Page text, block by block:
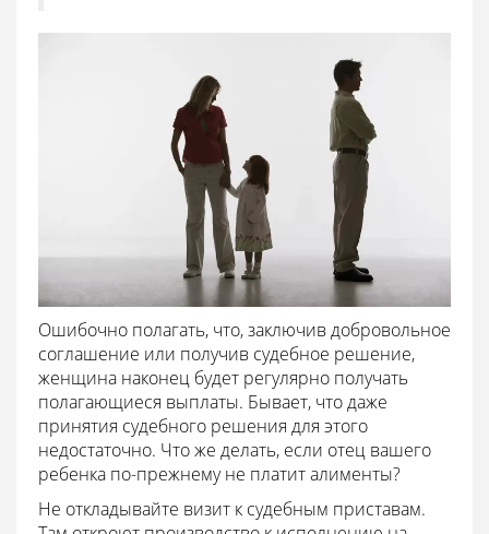
Ошибочно полагать, что, заключив добровольное
соглашение или получив судебное решение,
женщина наконец будет регулярно получать
полагающиеся выплаты. Бывает, что даже
принятия судебного решения для этого
недостаточно. Что же делать, если отец вашего
ребенка по-прежнему не платит алименты?
Не откладывайте визит к судебным приставам.